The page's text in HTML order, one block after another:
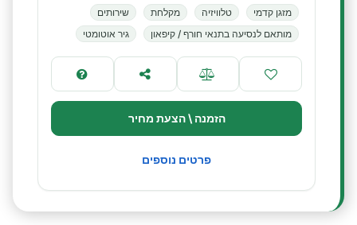
מזגן קדמי טלוויזיה מקלחת
שירותים
מותאם לנסיעה בתנאי חורף / קיפאון
גיר אוטומטי
הזמנה \ הצעת מחיר
פרטים נוספים